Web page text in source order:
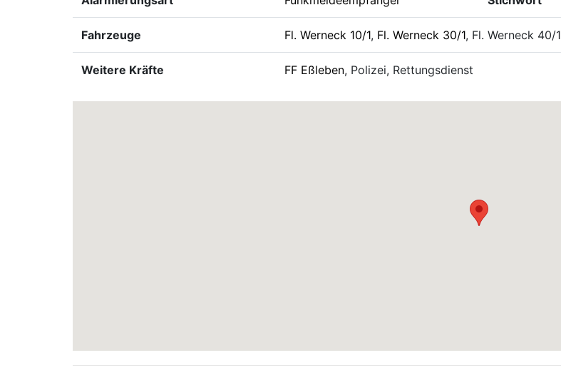
Fahrzeuge Fl. Werneck 10/1, Fl. Werneck 30/1, Fl. Werneck 40/1
Weitere Kräfte FF Eßleben, Polizei, Rettungsdienst